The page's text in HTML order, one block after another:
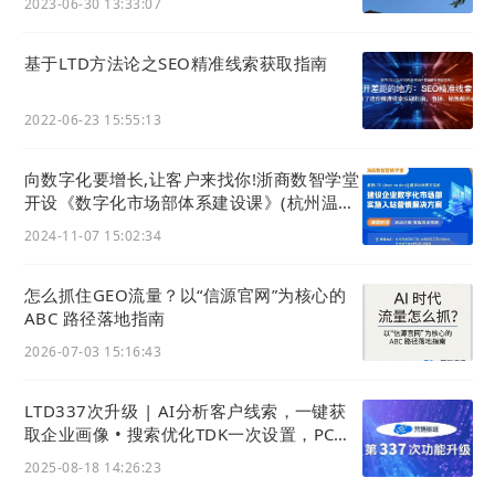
2023-06-30 13:33:07
基于LTD方法论之SEO精准线索获取指南
2022-06-23 15:55:13
向数字化要增长,让客户来找你!浙商数智学堂
开设《数字化市场部体系建设课》(杭州温州
2024-11-07 15:02:34
怎么抓住GEO流量？以“信源官网”为核心的
ABC 路径落地指南
2026-07-03 15:16:43
LTD337次升级 | AI分析客户线索，一键获
取企业画像 • 搜索优化TDK一次设置，PC移
2025-08-18 14:26:23